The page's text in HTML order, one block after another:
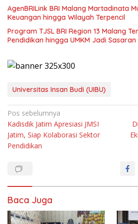
AgenBRILink BRI Malang Martadinata
Keuangan hingga Wilayah Terpencil
Program TJSL BRI Region 13 Malang
Pendidikan hingga UMKM Jadi Sasaran
Universitas Insan Budi (UIBU)
Navigasi
pos
Pos sebelumnya
Kadisdik Jatim Apresiasi JMSI
Jatim, Siap Kolaborasi Sektor
Pendidikan
Baca Juga